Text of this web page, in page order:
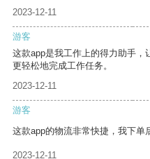
2023-12-11
游客
这款app是我工作上的得力助手，
更轻松地完成工作任务。
2023-12-11
游客
这款app的物流非常快捷，我下单
2023-12-11